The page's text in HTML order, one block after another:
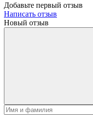
Добавьте первый отзыв
Написать отзыв
Новый отзыв